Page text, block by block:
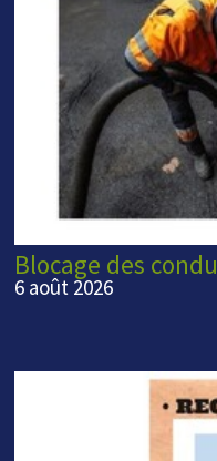
Blocage des
6 août 2026